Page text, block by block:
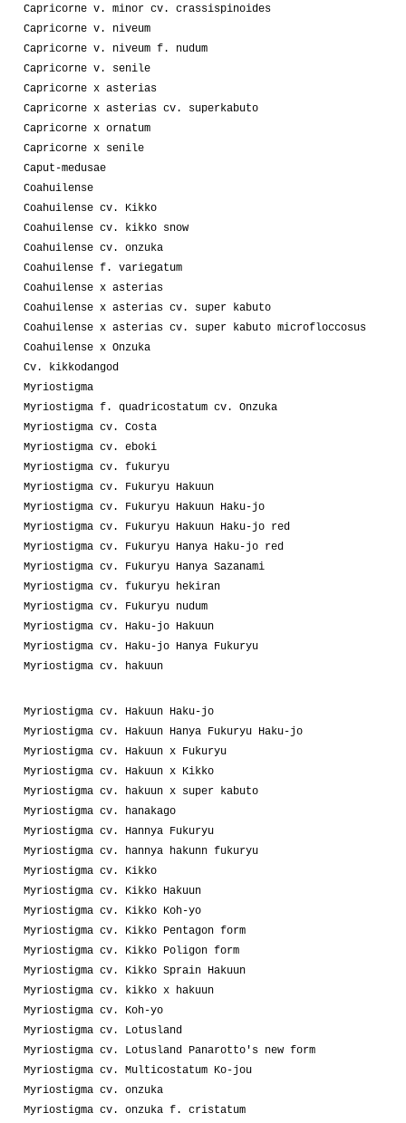
Capricorne v. minor cv. crassispinoides
Capricorne v. niveum
Capricorne v. niveum f. nudum
Capricorne v. senile
Capricorne x asterias
Capricorne x asterias cv. superkabuto
Capricorne x ornatum
Capricorne x senile
Caput-medusae
Coahuilense
Coahuilense cv. Kikko
Coahuilense cv. kikko snow
Coahuilense cv. onzuka
Coahuilense f. variegatum
Coahuilense x asterias
Coahuilense x asterias cv. super kabuto
Coahuilense x asterias cv. super kabuto microfloccosus
Coahuilense x Onzuka
Cv. kikkodangod
Myriostigma
Myriostigma f. quadricostatum cv. Onzuka
Myriostigma cv. Costa
Myriostigma cv. eboki
Myriostigma cv. fukuryu
Myriostigma cv. Fukuryu Hakuun
Myriostigma cv. Fukuryu Hakuun Haku-jo
Myriostigma cv. Fukuryu Hakuun Haku-jo red
Myriostigma cv. Fukuryu Hanya Haku-jo red
Myriostigma cv. Fukuryu Hanya Sazanami
Myriostigma cv. fukuryu hekiran
Myriostigma cv. Fukuryu nudum
Myriostigma cv. Haku-jo Hakuun
Myriostigma cv. Haku-jo Hanya Fukuryu
Myriostigma cv. hakuun
Myriostigma cv. Hakuun Haku-jo
Myriostigma cv. Hakuun Hanya Fukuryu Haku-jo
Myriostigma cv. Hakuun x Fukuryu
Myriostigma cv. Hakuun x Kikko
Myriostigma cv. hakuun x super kabuto
Myriostigma cv. hanakago
Myriostigma cv. Hannya Fukuryu
Myriostigma cv. hannya hakunn fukuryu
Myriostigma cv. Kikko
Myriostigma cv. Kikko Hakuun
Myriostigma cv. Kikko Koh-yo
Myriostigma cv. Kikko Pentagon form
Myriostigma cv. Kikko Poligon form
Myriostigma cv. Kikko Sprain Hakuun
Myriostigma cv. kikko x hakuun
Myriostigma cv. Koh-yo
Myriostigma cv. Lotusland
Myriostigma cv. Lotusland Panarotto's new form
Myriostigma cv. Multicostatum Ko-jou
Myriostigma cv. onzuka
Myriostigma cv. onzuka f. cristatum